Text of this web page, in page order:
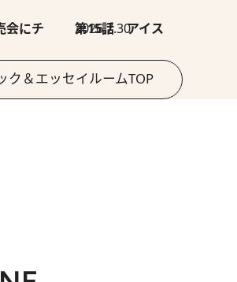
2026.7.30
第15話 アイス
ク＆エッセイルームTOP